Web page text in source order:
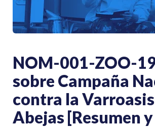
NOM-001-ZOO-
sobre Campaña
contra la
Abejas [Resumen